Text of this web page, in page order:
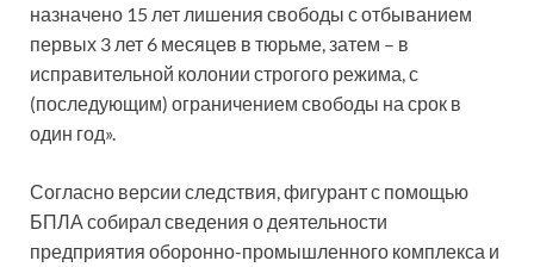
назначено 15 лет лишения свободы с отбыванием
первых 3 лет 6 месяцев в тюрьме, затем – в
исправительной колонии строгого режима, с
(последующим) ограничением свободы на срок в
один год».
Согласно версии следствия, фигурант с помощью
БПЛА собирал сведения о деятельности
предприятия оборонно-промышленного комплекса и